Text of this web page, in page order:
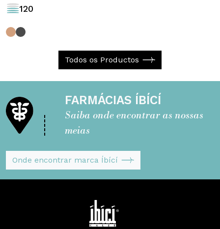
120
Todos os Productos
FARMÁCIAS ÍBÍCÍ
Saiba onde encontrar as nossas
meias
Onde encontrar marca Íbící